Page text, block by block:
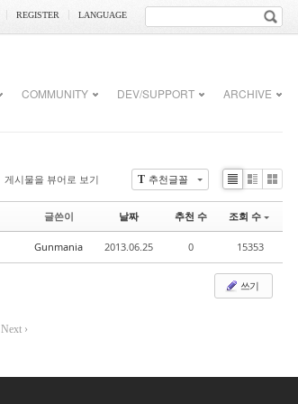
REGISTER LANGUAGE
COMMUNITY DEV/SUPPORT ARCHIVE
T 추천글꼴
게시물을 뷰어로 보기
Li
Zi
G
글쓴이 날짜 추천 수 조회 수
Gunmania 2013.06.25 0 15353
쓰기
Next ›